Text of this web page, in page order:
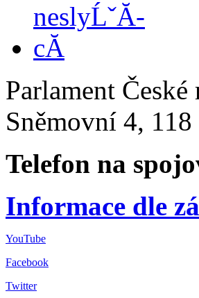
Parlament
Sněmovní 4,
Telefon na
Informace dle
YouTube
Facebook
Twitter